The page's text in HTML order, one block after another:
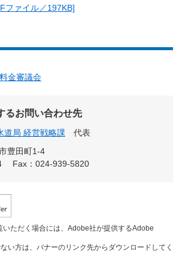
ファイル／197KB]
金審議会
るお問い合わせ先
道局 経営戦略課
代表
豊田町1-4
Fax：024-939-5820
いただく場合には、Adobe社が提供するAdobe
い方は、バナーのリンク先からダウンロードしてく